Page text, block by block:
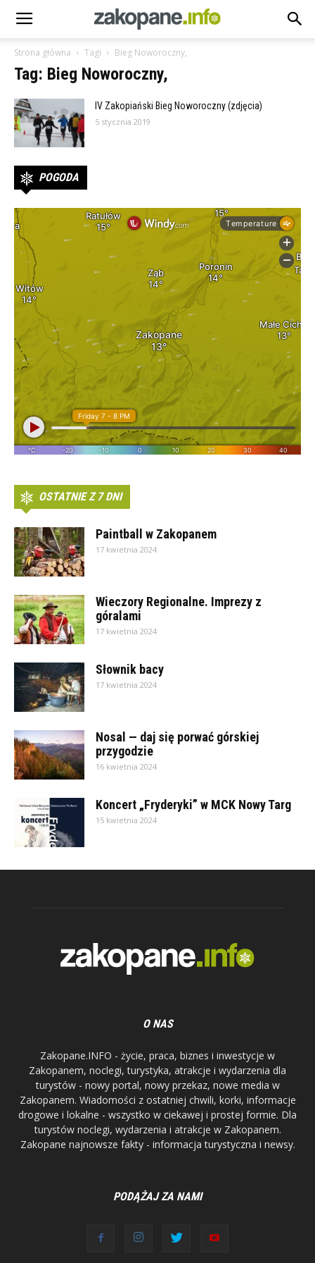
Strona główna Tagi Bieg Noworoczny,
Tag: Bieg Noworoczny,
IV Zakopiański Bieg Noworoczny (zdjęcia)
5 stycznia 2019
POGODA
OSTATNIE Z 7 DNI
Paintball w Zakopanem
17 kwietnia 2024
Wieczory Regionalne. Imprezy z
góralami
17 kwietnia 2024
Słownik bacy
17 kwietnia 2024
Nosal — daj się porwać górskiej
przygodzie
16 kwietnia 2024
Koncert „Fryderyki” w MCK Nowy Targ
15 kwietnia 2024
O NAS
Zakopane.INFO - życie, praca, biznes i inwestycje w
Zakopanem, noclegi, turystyka, atrakcje i wydarzenia dla
turystów - nowy portal, nowy przekaz, nowe media w
Zakopanem. Wiadomości z ostatniej chwili, korki, informacje
drogowe i lokalne - wszystko w ciekawej i prostej formie. Dla
turystów noclegi, wydarzenia i atrakcje w Zakopanem.
Zakopane najnowsze fakty - informacja turystyczna i newsy.
PODĄŻAJ ZA NAMI